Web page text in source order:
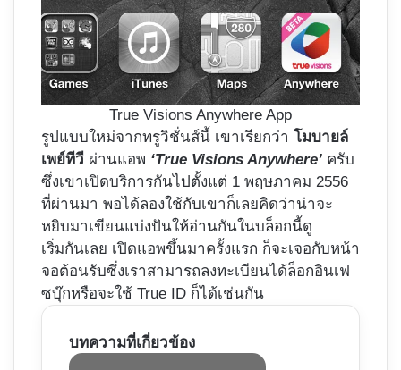
True Visions Anywhere App
รูปแบบใหม่จากทรูวิชั่นส์นี้ เขาเรียกว่า โมบายล์
เพย์ทีวี ผ่านแอพ ‘True Visions Anywhere’ ครับ
ซึ่งเขาเปิดบริการกันไปตั้งแต่ 1 พฤษภาคม 2556
ที่ผ่านมา พอได้ลองใช้กับเขาก็เลยคิดว่าน่าจะ
หยิบมาเขียนแบ่งปันให้อ่านกันในบล็อกนี้ดู
เริ่มกันเลย เปิดแอพขึ้นมาครั้งแรก ก็จะเจอกับหน้า
จอต้อนรับซึ่งเราสามารถลงทะเบียนได้ล็อกอินเฟ
ซบุ๊กหรือจะใช้ True ID ก็ได้เช่นกัน
บทความที่เกี่ยวข้อง